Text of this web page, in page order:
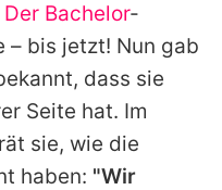
Der Bachelor-
– bis jetzt! Nun gab
dass sie
Seite hat. Im
sie, wie die
haben: "Wir